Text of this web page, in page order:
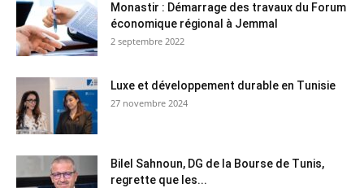
Monastir : Démarrage des travaux du Forum
économique régional à Jemmal
2 septembre 2022
Luxe et développement durable en Tunisie
27 novembre 2024
Bilel Sahnoun, DG de la Bourse de Tunis,
regrette que les...